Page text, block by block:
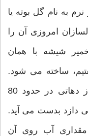
بسیار نرم به نام گل بوته یا
امروزی آن را
و 10 درصد خمیر شیشه با همان
ساخته می شود.
بهترین گِل چاه ریسه است كه از دهاتی در حدود 80
دازد بدست می آید.
مقداری آب روی آن